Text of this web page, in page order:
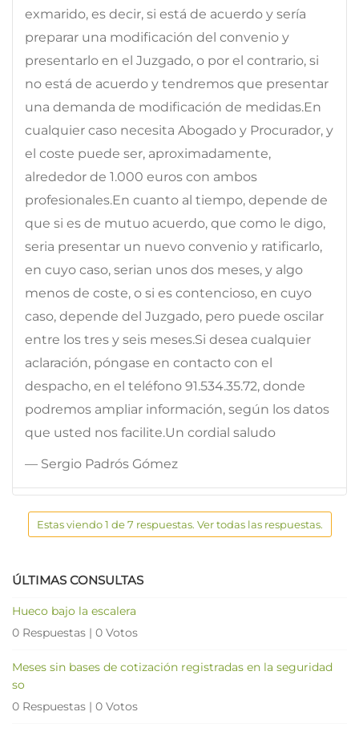
exmarido, es decir, si está de acuerdo y sería
preparar una modificación del convenio y
presentarlo en el Juzgado, o por el contrario, si
no está de acuerdo y tendremos que presentar
una demanda de modificación de medidas.En
cualquier caso necesita Abogado y Procurador, y
el coste puede ser, aproximadamente,
alrededor de 1.000 euros con ambos
profesionales.En cuanto al tiempo, depende de
que si es de mutuo acuerdo, que como le digo,
seria presentar un nuevo convenio y ratificarlo,
en cuyo caso, serian unos dos meses, y algo
menos de coste, o si es contencioso, en cuyo
caso, depende del Juzgado, pero puede oscilar
entre los tres y seis meses.Si desea cualquier
aclaración, póngase en contacto con el
despacho, en el teléfono 91.534.35.72, donde
podremos ampliar información, según los datos
que usted nos facilite.Un cordial saludo
— Sergio Padrós Gómez
Estas viendo 1 de 7 respuestas. Ver todas las respuestas.
ÚLTIMAS CONSULTAS
Hueco bajo la escalera
0 Respuestas | 0 Votos
Meses sin bases de cotización registradas en la seguridad
so
0 Respuestas | 0 Votos